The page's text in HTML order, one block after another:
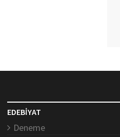
EDEBİYAT
Deneme